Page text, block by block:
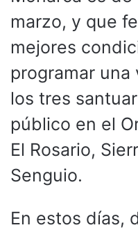
marzo, y que
mejores
programar
los tres
público en el
El Rosario,
Senguio.
En estos días,